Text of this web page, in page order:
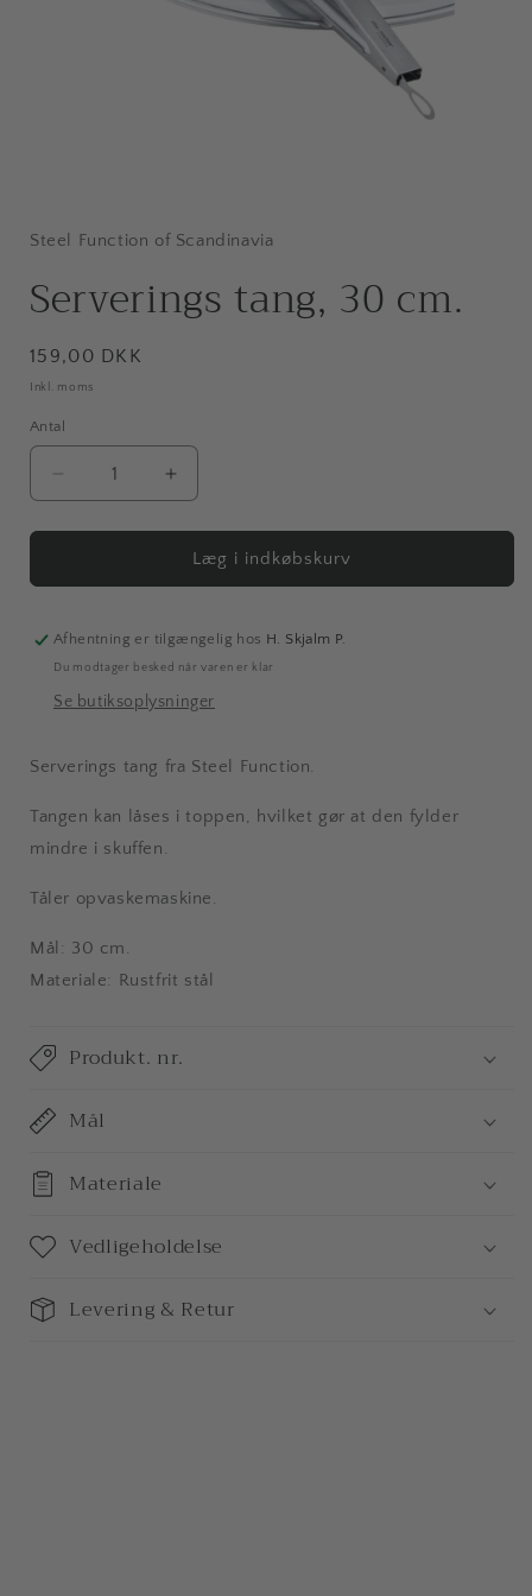
iSteel Function of Scandinavia
Serverings tang, 30 cm.
Normalpris
159,00 DKK
Inkl. moms
Antal
Antal
Reducer
antallet
for
tang,
cm.
Øg
antallet
for
Serverings
tang,
cm.
Læg i indkøbskurv
Afhentning er tilgængelig hos H. Skjalm P.
Du modtager besked når varen er klar
Se butiksoplysninger
Serverings tang fra Steel Function.
Tangen kan låses i toppen, hvilket gør at den fylder
mindre i skuffen.
Tåler opvaskemaskine.
Mål: 30 cm.
Materiale: Rustfrit stål
Produkt. nr.
Mål
Materiale
Vedligeholdelse
Levering & Retur